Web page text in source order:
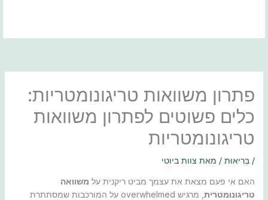
פתרון משוואות טריגונומטריות:
כלים פשוטים לפתרון משוואות
טריגונומטריות
/ בְּרִיאוּת/ מאת צוות ביוטי
האם אי פעם מצאת את עצמך מביט ריקנית על משוואה
טריגונומטרית
, מרגיש overwhelmed על המורכבות שמסתתרת